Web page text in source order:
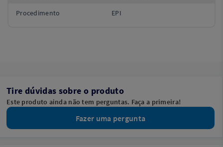
Procedimento EPI
Tire dúvidas sobre o produto
Este produto ainda não tem perguntas. Faça a primeira!
Fazer uma pergunta